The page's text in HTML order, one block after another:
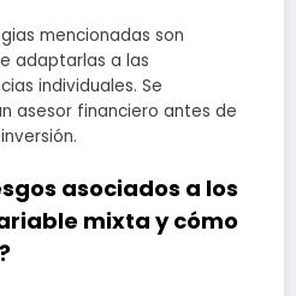
mencionadas son
adaptarlas a las
individuales. Se
asesor financiero antes de
asociados a los
mixta y cómo